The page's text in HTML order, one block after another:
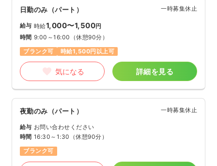
日勤のみ（パート） 一時募集休止
給与 時給1,000〜1,500円
時間 9:00～16:00 （休憩90分）
ブランク可
時給1,500円以上可
気になる 詳細を見る
夜勤のみ（パート） 一時募集休止
給与 お問い合わせください
時間 16:30～1:30 （休憩90分）
ブランク可